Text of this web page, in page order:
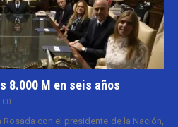
8.000 M en seis años
Rosada con el presidente de la Nación,